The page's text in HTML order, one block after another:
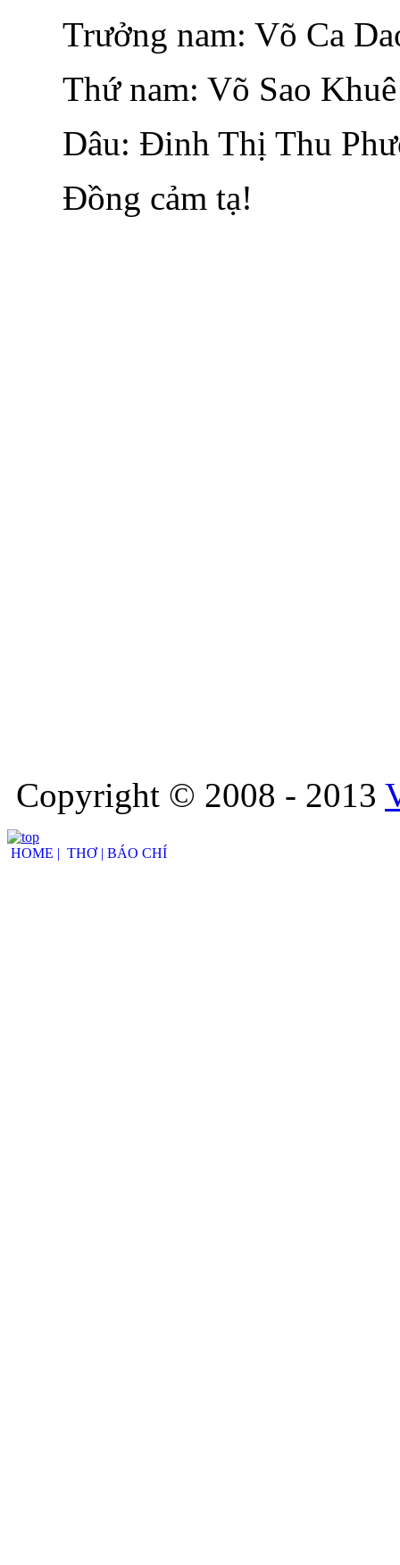
Trưởng nam: Võ Ca
Thứ nam: Võ Sao Khuê
Dâu: Đinh Thị Thu
Đồng cảm tạ!
Copyright © 2008 - 2013
HOME | THƠ | BÁO CHÍ